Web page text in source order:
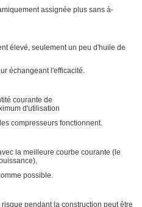
assignée plus sans à-
élevé, seulement un peu d'huile de
échangeant l'efficacité.
courante de
d'utilisation
compresseurs fonctionnent.
la meilleure courbe courante (le
possible.
pendant la construction peut être